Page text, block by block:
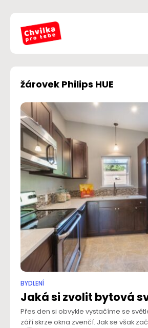
žárovek Philips HUE
BYDLENÍ
Jaká si zvolit bytová
Přes den si obvykle vystačíme se
září skrze okna zvenčí. Jak se však